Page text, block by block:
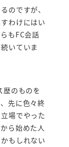
のですが、
わけにはい
もFC会話
いていま
歴のものを
先に色々終
場でやった
ら始めた人
もしれない